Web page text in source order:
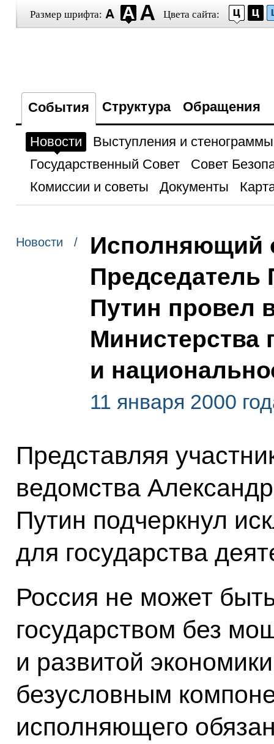
Размер шрифта: Цвета сайта:
События Структура Обращения
Новости
Выступления и стенограммы
Государственный Совет
Совет
Комиссии и советы
Документы
Новости /
Исполняющий
Председатель
Путин провел
и
11 января 2000
Представляя
ведомства
Путин подчеркнул
для государства
Россия не может
государством без
и развитой
безусловным
исполняющего